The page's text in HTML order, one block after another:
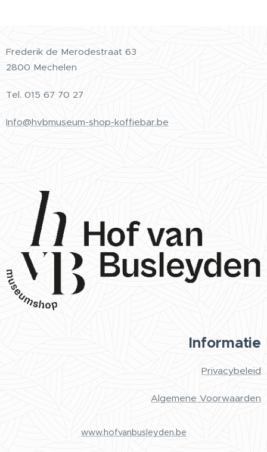
Frederik de Merodestraat 63
2800 Mechelen
Tel. 015 67 70 27
Info@hvbmuseum-shop-koffiebar.be
Informatie
Privacybeleid
Algemene Voorwaarden
www.hofvanbusleyden.be